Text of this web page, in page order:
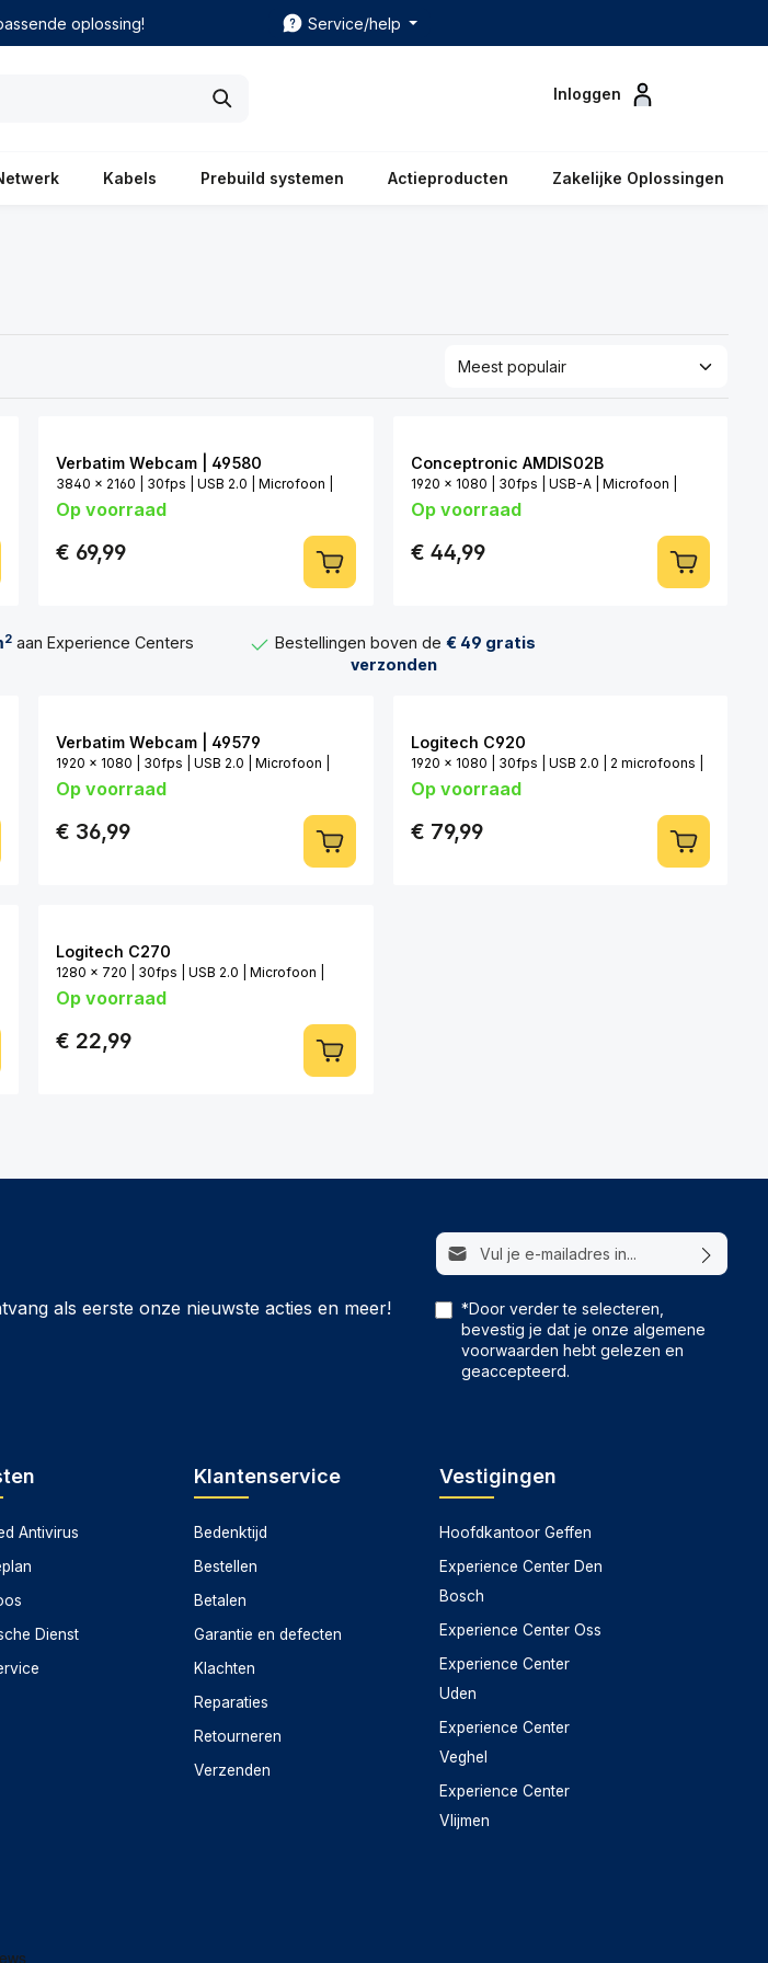
oplossing! Service/help
Inloggen
Kabels Prebuild systemen Actieproducten Zakelijke Oplossingen
Verbatim Webcam | 49580
3840 x 2160 | 30fps | USB 2.0 | Microfoon |
Privacyklepje
Op voorraad
€ 69,99
Conceptronic AMDIS02B
1920 x 1080 | 30fps | USB-A | Microfoon |
Privacyfunctie
Op voorraad
€ 44,99
2 aan Experience Centers Bestellingen boven de € 49 gratis
verzonden
Verbatim Webcam | 49579
1920 x 1080 | 30fps | USB 2.0 | Microfoon |
Privacyklepje
Op voorraad
€ 36,99
Logitech C920
1920 x 1080 | 30fps | USB 2.0 | 2 microfoons |
Autofocus
Op voorraad
€ 79,99
Logitech C270
1280 x 720 | 30fps | USB 2.0 | Microfoon |
Lichtcorrectie
Op voorraad
€ 22,99
als eerste onze nieuwste acties en meer!
E-mailadres*
*Door verder te selecteren,
bevestig je dat je onzealgemene
voorwaarden hebt gelezen en
geaccepteerd.
Antivirus
Dienst
Klantenservice
Bedenktijd
Bestellen
Betalen
Garantie en defecten
Klachten
Reparaties
Retourneren
Verzenden
Vestigingen
Hoofdkantoor Geffen
Experience Center Den
Bosch
Experience Center Oss
Experience Center
Uden
Experience Center
Veghel
Experience Center
Vlijmen